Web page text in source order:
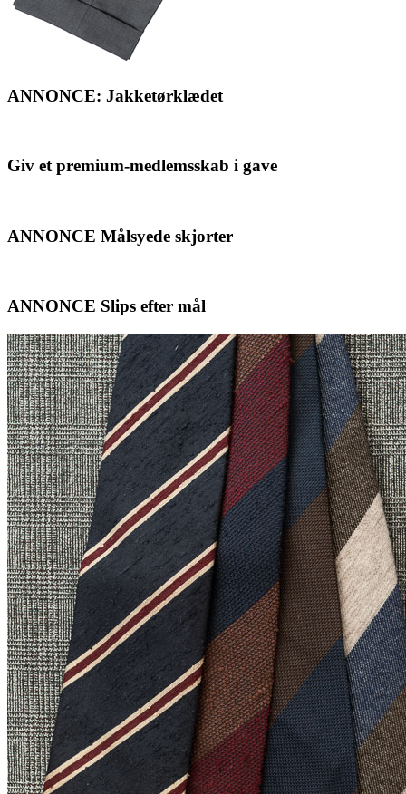
ANNONCE: Jakketørklædet
Giv et premium-medlemsskab i gave
ANNONCE Målsyede skjorter
ANNONCE Slips efter mål